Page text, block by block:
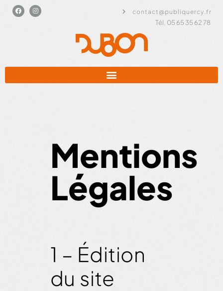
contact@publiquercy.fr
Tél. 05 65 35 62 78
Mentions
Légales
1 – Édition
du site